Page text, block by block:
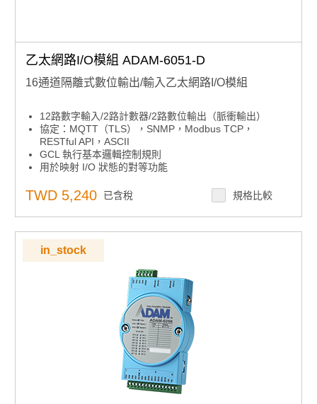
乙太網路I/O模組 ADAM-6051-D
16通道隔離式數位輸出/輸入乙太網路I/O模組
12路數字輸入/2路計數器/2路數位輸出（脈衝輸出）
協定：MQTT（TLS），SNMP，Modbus TCP，
RESTful API，ASCII
GCL 執行基本邏輯控制規則
用於映射 I/O 狀態的對等功能
內置網路伺服器
用於恢復系統的看門狗定時器
TWD 5,240 已含稅 規格比較
in_stock